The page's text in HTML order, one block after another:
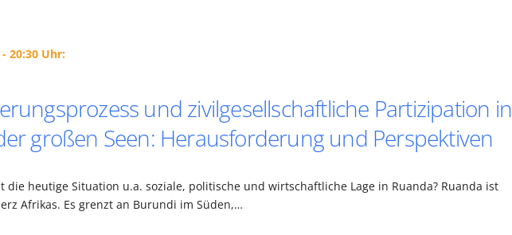
20:30 Uhr:
und zivilgesellschaftliche Partizipation in
großen Seen: Herausforderung und Perspektiven
die heutige Situation u.a. soziale, politische und wirtschaftliche Lage in Ruanda? Ruanda ist
Afrikas. Es grenzt an Burundi im Süden,…